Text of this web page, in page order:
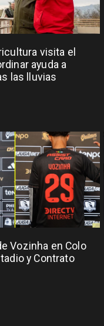
visita el
ayuda a
las lluvias
Vozinha en Colo
y Contrato